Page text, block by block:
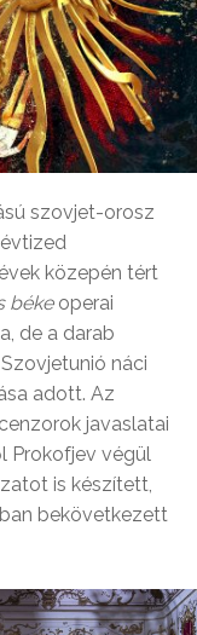
szovjet-orosz
közepén tért
békeoperai
de a darab
náci
adott. Az
javaslatai
Prokofjev végül
is készített,
bekövetkezett